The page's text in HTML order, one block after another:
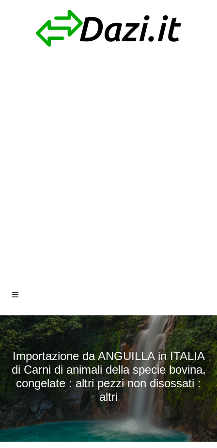
Importazione da ANGUILLA in ITALIA
di Carni di animali della specie bovina,
congelate : altri pezzi non disossati :
altri